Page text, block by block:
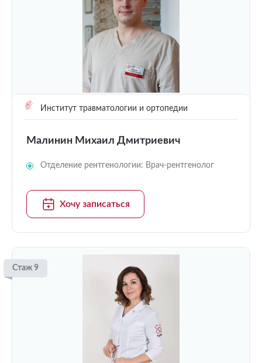
Институт травматологии и ортопедии
Малинин Михаил Дмитриевич
Отделение рентгенологии: Врач-рентгенолог
Хочу записаться
Стаж 9